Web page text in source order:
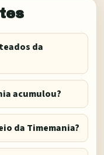
da
acumulou?
da Timemania?